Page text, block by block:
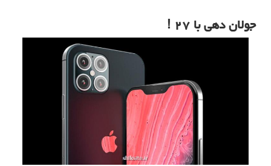
جولان دهی با ۲۷ !